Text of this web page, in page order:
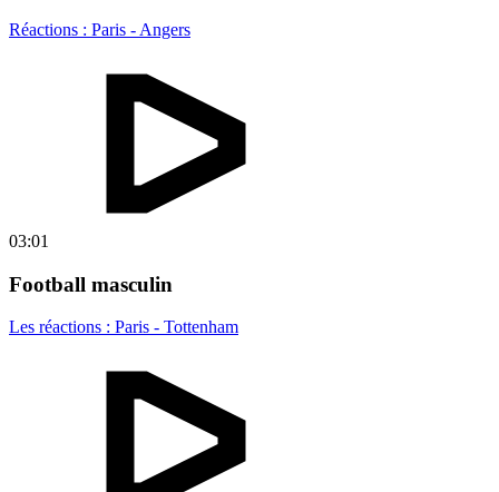
Réactions : Paris - Angers
03:01
Football masculin
Les réactions : Paris - Tottenham